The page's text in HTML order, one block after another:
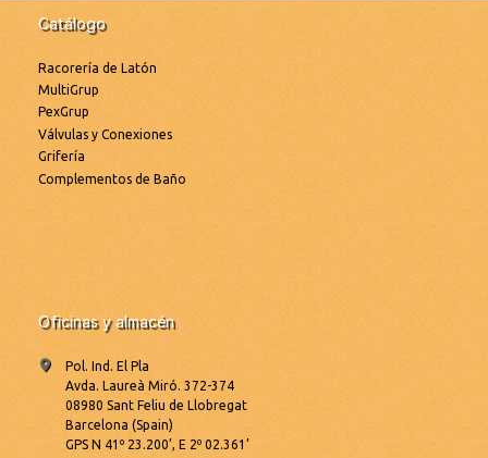
Catálogo
Racorería de Latón
MultiGrup
PexGrup
Válvulas y Conexiones
Grifería
Complementos de Baño
Oficinas y almacén
Pol. Ind. El Pla
Avda. Laureà Miró. 372-374
08980 Sant Feliu de Llobregat
Barcelona (Spain)
GPS N 41º 23.200’, E 2º 02.361’